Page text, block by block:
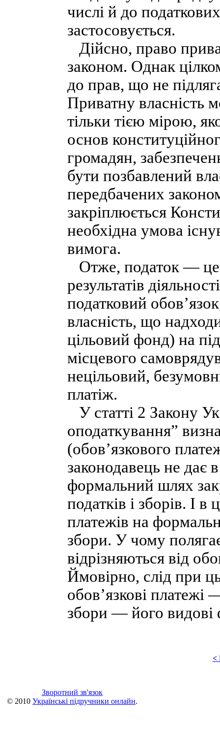
числі й до
застосовується.
Дійсно, право
законом. Однак
до прав, що не
Приватну власність
тільки тією мірою,
основ
громадян,
бути позбавлений
передбачених
закріплюється
необхідна умова
вимога.
Отже, податок — це
результатів
податковий
власність, що
цільовий фонд) на
місцевого
нецільовий,
платіж.
У статті 2 Закону
оподаткування”
(обов’язкового
законодавець не
формальний шлях
податків і зборів. І
платежів на
збори. У чому
відрізняються від
Ймовірно, слід при
обов’язкові платежі
збори — його
<
Зворотний зв'язок
© 2010 Українські підручники онлайн.